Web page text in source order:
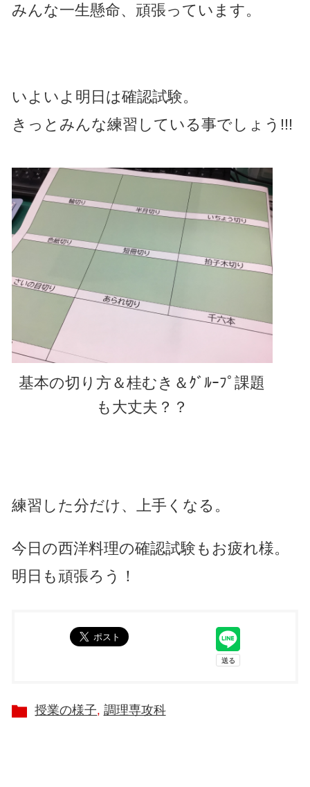
みんな一生懸命、頑張っています。
いよいよ明日は確認試験。
きっとみんな練習している事でしょう!!!
基本の切り方＆桂むき＆ｸﾞﾙｰﾌﾟ課題
も大丈夫？？
練習した分だけ、上手くなる。
今日の西洋料理の確認試験もお疲れ様。
明日も頑張ろう！
授業の様子 調理専攻科